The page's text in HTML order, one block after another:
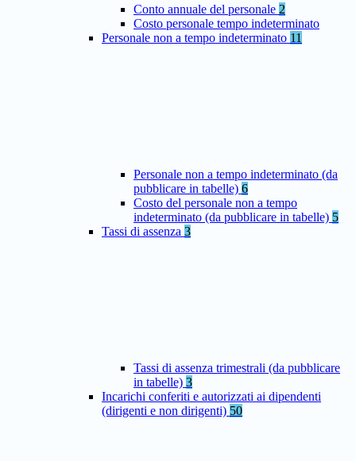
Conto annuale del personale 2
Costo personale tempo indeterminato
Personale non a tempo indeterminato 11
Personale non a tempo indeterminato (da
pubblicare in tabelle) 6
Costo del personale non a tempo
indeterminato (da pubblicare in tabelle) 5
Tassi di assenza 3
Tassi di assenza trimestrali (da pubblicare
in tabelle) 3
Incarichi conferiti e autorizzati ai dipendenti
(dirigenti e non dirigenti) 50